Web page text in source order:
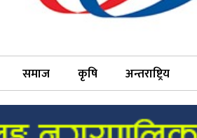
समाज कृषि अन्तराष्ट्रिय